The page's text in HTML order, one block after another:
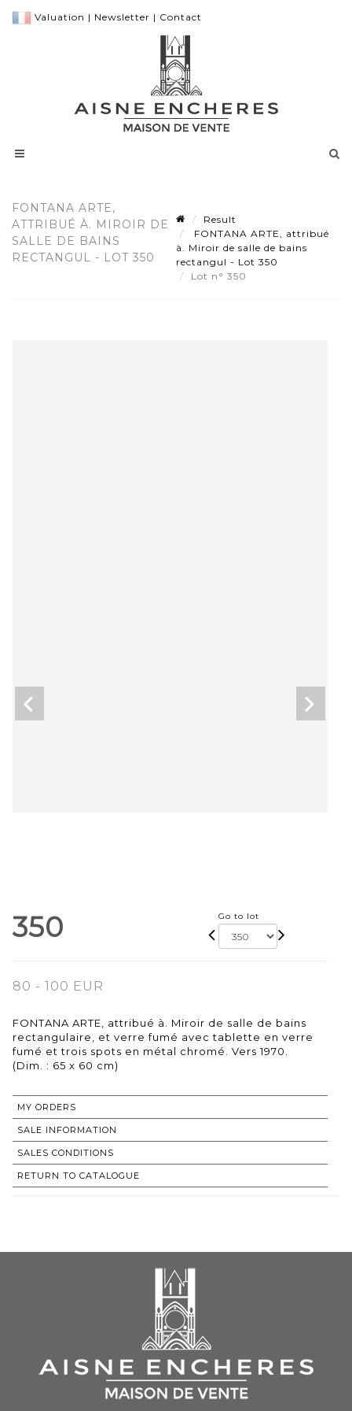
Valuation | Newsletter | Contact
FONTANA ARTE,
ATTRIBUÉ À. MIROIR DE
SALLE DE BAINS
RECTANGUL - LOT 350
Result
FONTANA ARTE, attribué
à. Miroir de salle de bains
rectangul - Lot 350
Lot n° 350
350 Go to lot
80 - 100 EUR
FONTANA ARTE, attribué à. Miroir de salle de bains
rectangulaire, et verre fumé avec tablette en verre
fumé et trois spots en métal chromé. Vers 1970.
(Dim. : 65 x 60 cm)
MY ORDERS
SALE INFORMATION
SALES CONDITIONS
RETURN TO CATALOGUE